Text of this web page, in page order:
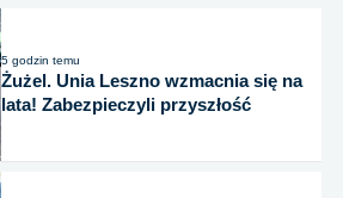
5 godzin temu
Żużel. Unia Leszno wzmacnia się na
lata! Zabezpieczyli przyszłość